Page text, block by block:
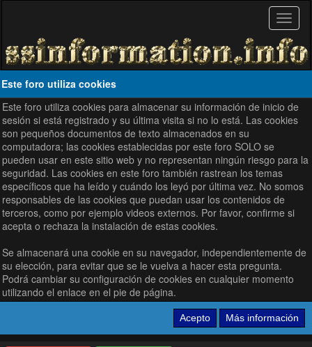
Este foro utiliza cookies
Este foro utiliza cookies para almacenar su información de inicio de
sesión si está registrado y su última visita si no lo está. Las cookies
son pequeños documentos de texto almacenados en su
computadora; las cookies establecidas por este foro SOLO se
pueden usar en este sitio web y no representan ningún riesgo para la
seguridad. Las cookies en este foro también rastrean los temas
específicos que ha leído y cuándo los leyó por última vez. No somos
responsables de las cookies que puedan usar los contenidos de
terceros, como por ejemplo videos externos. Por favor, confirme si
acepta o rechaza la instalación de estas cookies.
Se almacenará una cookie en su navegador, independientemente de
su elección, para evitar que se le vuelva a hacer esta pregunta.
Podrá cambiar su configuración de cookies en cualquier momento
utilizando el enlace en el pie de página.